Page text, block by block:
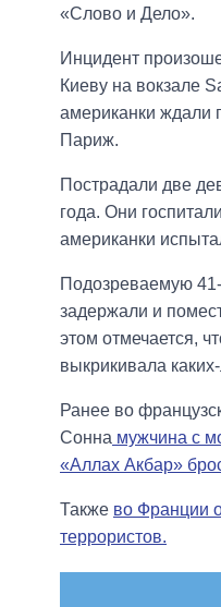
«Слово и Дело».
Инцидент
Киеву на вокзале
американки ждали
Париж.
Пострадали две
года. Они
американки
Подозреваемую
задержали и
этом отмечается,
выкрикивала
Ранее во
Сонна мужчина с
«Аллах Акбар»
Также во Франции
террористов.